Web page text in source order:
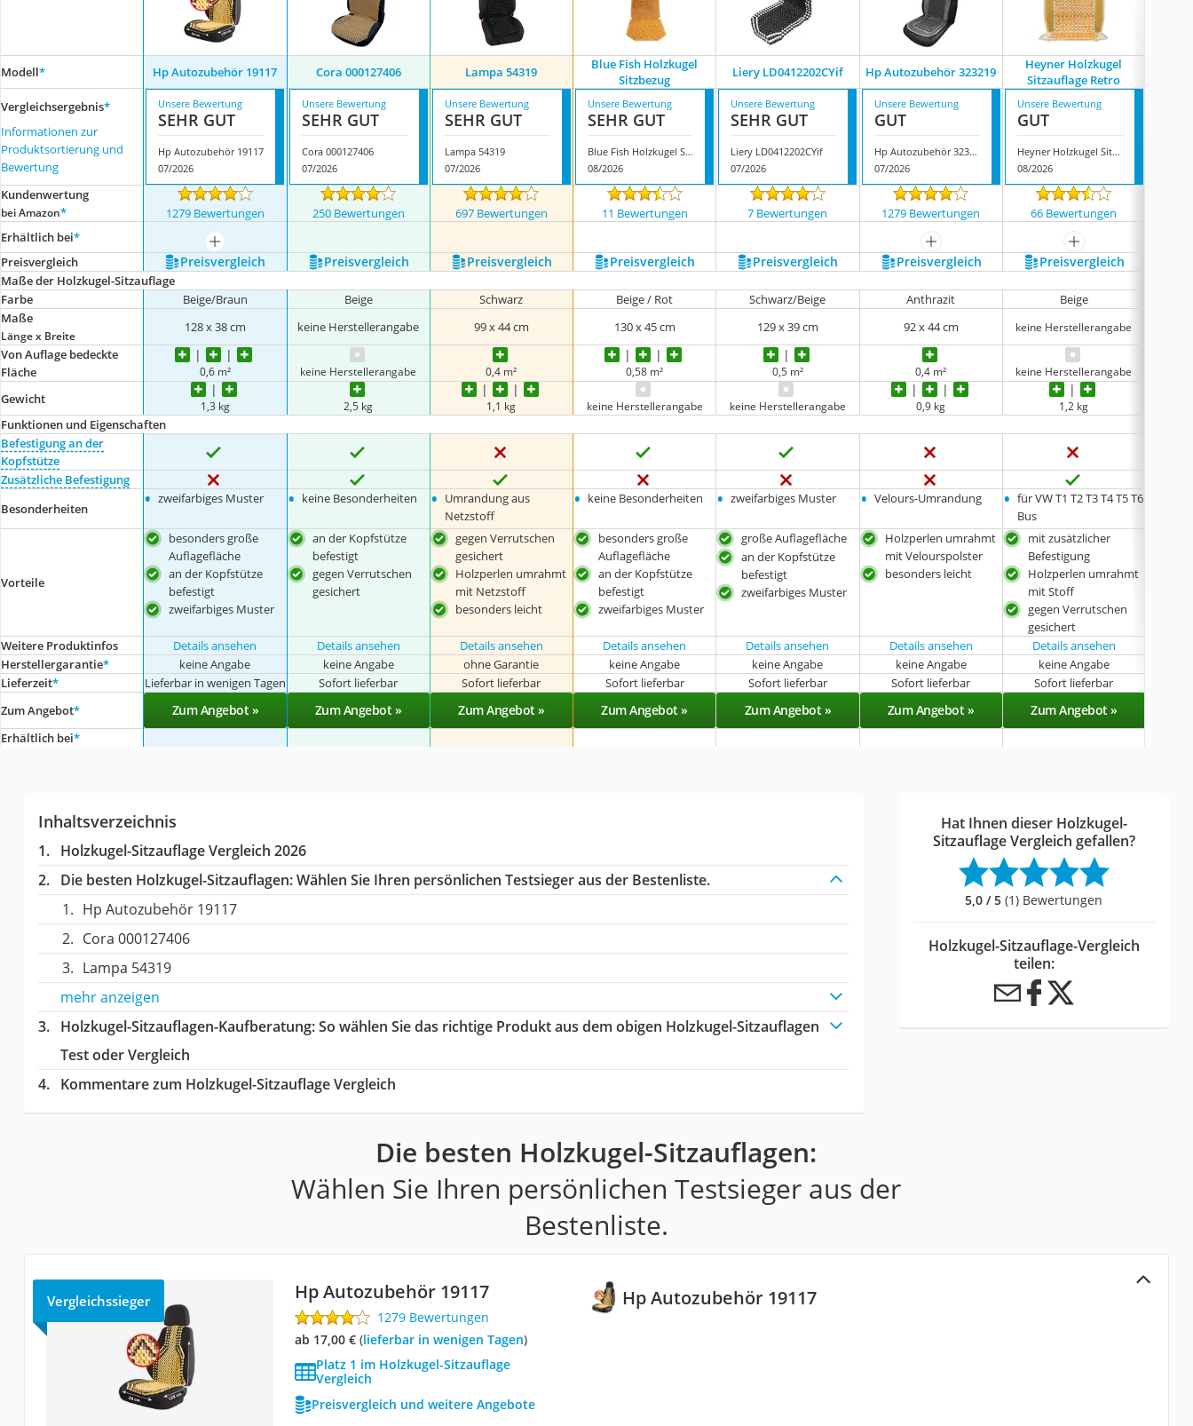
Modell* Hp Autozubehör 19117 Cora 000127406 Lampa 54319
Blue Fish Holzkugel
Sitzbezug
Liery LD0412202CYif Hp Autozubehör 323219
Heyner Holzkugel
Sitzauflage Retro
Vergleichsergebnis*
Informationen zur
Produktsortierung und
Bewertung
Unsere Bewertung
SEHR GUT
Hp Autozubehör 19117
07/2026
Unsere Bewertung
SEHR GUT
Cora 000127406
07/2026
Unsere Bewertung
SEHR GUT
Lampa 54319
07/2026
Unsere Bewertung
SEHR GUT
Blue Fish Holzkugel Sitzbezug
08/2026
Unsere Bewertung
SEHR GUT
Liery LD0412202CYif
07/2026
Unsere Bewertung
GUT
Hp Autozubehör 323219
07/2026
Unsere Bewertung
GUT
Heyner Holzkugel Sitzauflage Retro
08/2026
Kundenwertung
bei Amazon* 1279 Bewertungen 250 Bewertungen 697 Bewertungen 11 Bewertungen 7 Bewertungen 1279 Bewertungen 66 Bewertungen
Erhältlich bei*
mehr anzeigen mehr anzeigen
mehr anzeigen
Preis­vergleich
Preis­vergleich Preis­vergleich Preis­vergleich Preis­vergleich Preis­vergleich Preis­vergleich Preis­vergleich
Maße der Holzkugel-Sitzauflage
Farbe
Beige/Braun Beige Schwarz Beige / Rot Schwarz/Beige Anthrazit Beige
Maße
Länge x Breite
128 x 38 cm keine Herstellerangabe 99 x 44 cm 130 x 45 cm 129 x 39 cm 92 x 44 cm keine Herstellerangabe
Von Auflage bedeckte
Fläche
0,6 m² keine Herstellerangabe 0,4 m² 0,58 m² 0,5 m² 0,4 m² keine Herstellerangabe
Gewicht 1,3 kg 2,5 kg 1,1 kg keine Herstellerangabe keine Herstellerangabe 0,9 kg 1,2 kg
Funktionen und Eigenschaften
Befestigung an der
Kopfstütze
Zusätzliche Befestigung
Besonderheiten
• zweifarbiges Muster • keine Besonderheiten • Umrandung aus
Netzstoff
• keine Besonderheiten • zweifarbiges Muster • Velours-Umrandung • für VW T1 T2 T3 T4 T5 T6
Bus
Vorteile
besonders große
Auflagefläche
an der Kopfstütze
befestigt
zweifarbiges Muster
an der Kopfstütze
befestigt
gegen Verrutschen
gesichert
gegen Verrutschen
gesichert
Holzperlen umrahmt
mit Netzstoff
besonders leicht
besonders große
Auflagefläche
an der Kopfstütze
befestigt
zweifarbiges Muster
große Auflagefläche
an der Kopfstütze
befestigt
zweifarbiges Muster
Holzperlen umrahmt
mit Velourspolster
besonders leicht
mit zusätzlicher
Befestigung
Holzperlen umrahmt
mit Stoff
gegen Verrutschen
gesichert
Weitere Produktinfos Details ansehen Details ansehen Details ansehen Details ansehen Details ansehen Details ansehen Details ansehen
Herstellergarantie* keine Angabe keine Angabe ohne Garantie keine Angabe keine Angabe keine Angabe
keine Angabe
Lieferzeit* Lieferbar in wenigen Tagen Sofort lieferbar Sofort lieferbar Sofort lieferbar Sofort lieferbar Sofort lieferbar Sofort lieferbar
Zum Angebot* Zum Angebot » Zum Angebot » Zum Angebot » Zum Angebot » Zum Angebot » Zum Angebot » Zum Angebot »
Erhältlich bei*
Inhaltsverzeichnis
Holzkugel-Sitzauflage Vergleich 2026
Die besten Holzkugel-Sitzauflagen:Wählen Sie Ihren persönlichen Testsieger aus der Bestenliste.
Hp Autozubehör 19117
Cora 000127406
Lampa 54319
mehr anzeigen
Holzkugel-Sitzauflagen-Kaufberatung: So wählen Sie das richtige Produkt aus dem obigen Holzkugel-Sitzauflagen
Test oder Vergleich
Kommentare zum Holzkugel-Sitzauflage Vergleich
Hat Ihnen dieser Holzkugel-
Sitzauflage Vergleich gefallen?
5,0 / 5 (1) Bewertungen
Holzkugel-Sitzauflage-Vergleich
teilen:
Die besten Holzkugel-Sitzauflagen:
Wählen Sie Ihren persönlichen Testsieger aus der
Bestenliste.
Hp Autozubehör 19117
Vergleichssieger Hp Autozubehör 19117
1279 Bewertungen
ab 17,00 €( Lieferbar in wenigen Tagen)
Platz 1 im Holzkugel-Sitzauflage
Vergleich
Preisvergleich und weitere Angebote